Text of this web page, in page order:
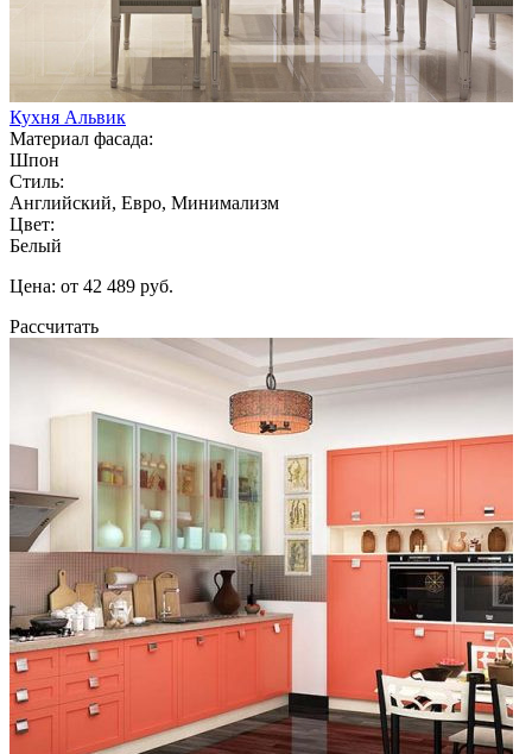
Кухня Альвик
Материал фасада:
Шпон
Стиль:
Английский, Евро, Минимализм
Цвет:
Белый
Цена: от 42 489 руб.
Рассчитать